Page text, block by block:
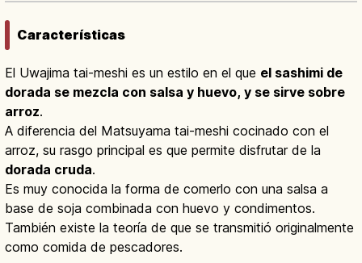
Características
El Uwajima tai-meshi es un estilo en el que el sashimi de
dorada se mezcla con salsa y huevo, y se sirve sobre
arroz.
A diferencia del Matsuyama tai-meshi cocinado con el
arroz, su rasgo principal es que permite disfrutar de la
dorada cruda.
Es muy conocida la forma de comerlo con una salsa a
base de soja combinada con huevo y condimentos.
También existe la teoría de que se transmitió originalmente
como comida de pescadores.